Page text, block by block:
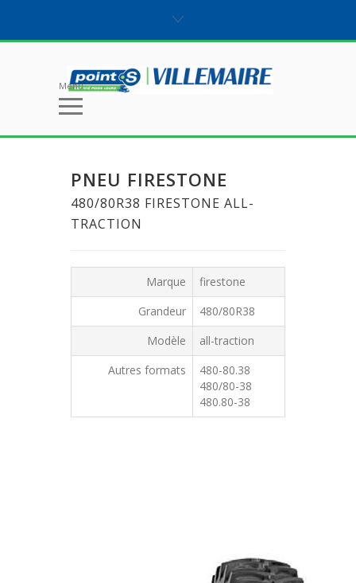
Menu
PNEU FIRESTONE
480/80R38 FIRESTONE ALL-
TRACTION
Marque
firestone
Grandeur
480/80R38
Modèle
all-traction
Autres formats
480-80.38
480/80-38
480.80-38